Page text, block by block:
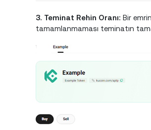
3. Teminat Rehin Oranı: Bir
tamamlanmaması teminatın